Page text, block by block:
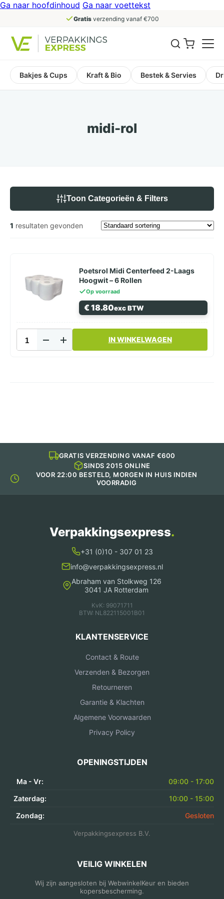
Ga naar hoofdinhoud Ga naar voettekst
Gratisverzending vanaf €700
Bakjes & Cups Kraft & Bio Bestek & Servies
midi-rol
Toon Categorieën & Filters
1 resultaten gevonden
Poetsrol Midi Centerfeed 2-Laags
Hoogwit – 6 Rollen
Op voorraad
€18.80exc BTW
Midi
Centerfeed
IN WINKELWAGEN
GRATIS VERZENDING VANAF €600
SINDS 2015 ONLINE
VOOR 22:00 BESTELD, MORGEN IN HUIS INDIEN
VOORRADIG
Verpakkingsexpress.
+31 (0)10 - 307 01 23
info@verpakkingsexpress.nl
Abraham van Stolkweg 126
3041 JA Rotterdam
KvK: 99071711
BTW: NL822115001B01
KLANTENSERVICE
Contact & Route
Verzenden & Bezorgen
Retourneren
Garantie & Klachten
Algemene Voorwaarden
Privacy Policy
OPENINGSTIJDEN
Ma - Vr:
09:00 - 17:00
Zaterdag:
10:00 - 15:00
Zondag:
Gesloten
Verpakkingsexpress B.V.
VEILIG WINKELEN
Wij zijn aangesloten bij WebwinkelKeur en bieden
kopersbescherming.